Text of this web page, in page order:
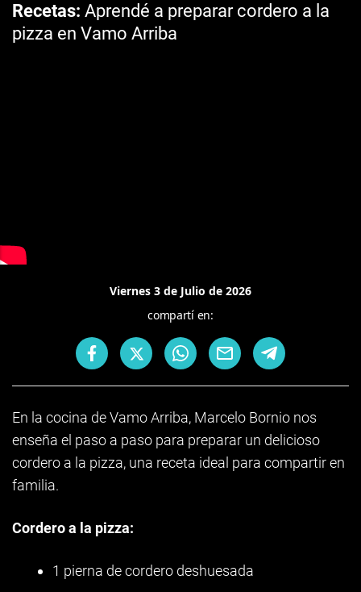
Recetas Aprendé a preparar cordero a la
pizza en Vamo Arriba
Viernes 3 de Julio de 2026
compartí en:
En la cocina de Vamo Arriba, Marcelo Bornio nos
enseña el paso a paso para preparar un delicioso
cordero a la pizza, una receta ideal para compartir en
familia.
Cordero a la pizza:
1 pierna de cordero deshuesada